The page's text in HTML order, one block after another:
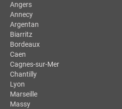
Angers
Annecy
Argentan
Biarritz
Bordeaux
Caen
Cagnes-sur-Mer
Chantilly
Lyon
Marseille
Massy